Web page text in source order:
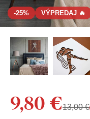
-25% VÝPREDAJ 🔥
9,80 €13,00 €